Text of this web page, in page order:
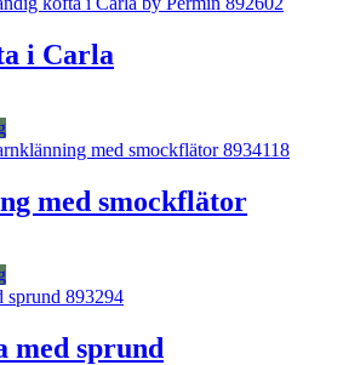
i Carla
med smockflätor
med sprund